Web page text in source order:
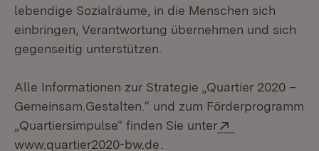
lebendige Sozialräume, in die Menschen sich
einbringen, Verantwortung übernehmen und sich
gegenseitig unterstützen.
Alle Informationen zur Strategie „Quartier 2020 –
Gemeinsam.Gestalten.“ und zum Förderprogramm
„Quartiersimpulse“ finden Sie unter
www.quartier2020-bw.de